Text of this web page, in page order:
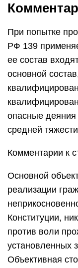
При попытке
РФ 139
ее состав
основной
опасные деяния
средней
Комментарии к
Основной
реализации
Конституции,
против воли
установленных
Объективная